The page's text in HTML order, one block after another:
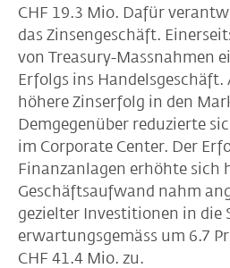
CHF 19.3 Mio. Dafür
das Zinsengeschäft.
von Treasury-Massnahmen
Erfolgs ins
höhere Zinserfolg in den
Demgegenüber reduzierte
im Corporate Center. Der
Finanzanlagen erhöhte sich
Geschäftsaufwand nahm
gezielter Investitionen in die
erwartungsgemäss um 6.7
CHF 41.4 Mio. zu.